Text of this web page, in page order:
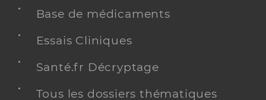
Base de médicaments
Essais Cliniques
Santé.fr Décryptage
Tous les dossiers thématiques